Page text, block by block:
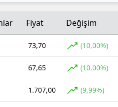
Fiyat Değişim
73,70 (10,00%)
67,65 (10,00%)
1.707,00 (9,99%)